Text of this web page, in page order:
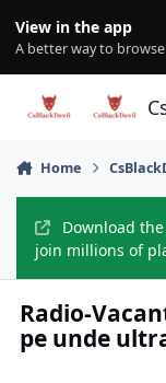
View in the app
A better way to
Home
Download
join millions of
Radio-
pe unde